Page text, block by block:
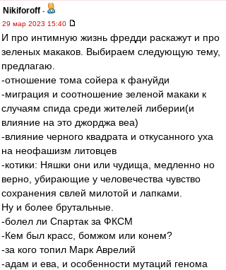
Nikiforoff -
29 мар 2023 15:40
И про интимную жизнь фредди раскажут и про
зеленых макаков. Выбираем следующую тему,
предлагаю.
-отношение тома сойера к фануйди
-миграция и соотношение зеленой макаки к
случаям спида среди жителей либерии(и
влияние на это джорджа веа)
-влияние черного квадрата и откусанного уха
на неофашизм литовцев
-котики: Няшки они или чудища, медленно но
верно, убирающие у человечества чувство
сохранения свлей милотой и лапками.
Ну и более брутальные.
-болел ли Спартак за ФКСМ
-Кем был красс, бомжом или конем?
-за кого топил Марк Аврелий
-адам и ева, и особенности мутаций генома